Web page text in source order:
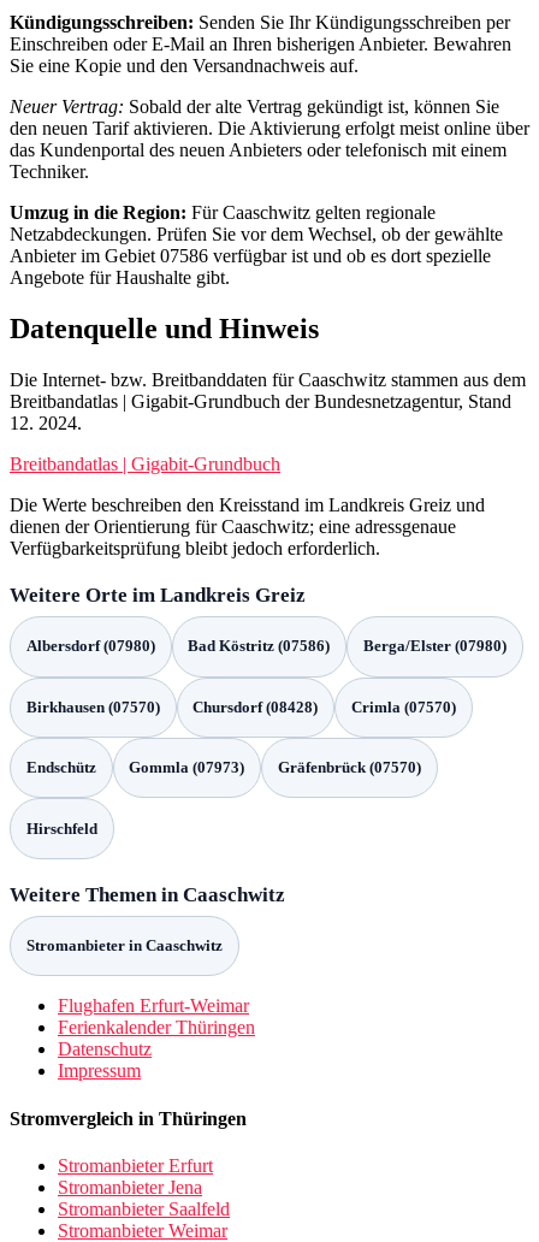
Kündigungsschreiben: Senden Sie Ihr Kündigungsschreiben per
Einschreiben oder E‑Mail an Ihren bisherigen Anbieter. Bewahren
Sie eine Kopie und den Versandnachweis auf.
Neuer Vertrag: Sobald der alte Vertrag gekündigt ist, können Sie
den neuen Tarif aktivieren. Die Aktivierung erfolgt meist online über
das Kundenportal des neuen Anbieters oder telefonisch mit einem
Techniker.
Umzug in die Region: Für Caaschwitz gelten regionale
Netzabdeckungen. Prüfen Sie vor dem Wechsel, ob der gewählte
Anbieter im Gebiet 07586 verfügbar ist und ob es dort spezielle
Angebote für Haushalte gibt.
Datenquelle und Hinweis
Die Internet- bzw. Breitbanddaten für Caaschwitz stammen aus dem
Breitbandatlas | Gigabit-Grundbuch der Bundesnetzagentur, Stand
12. 2024.
Breitbandatlas | Gigabit-Grundbuch
Die Werte beschreiben den Kreisstand im Landkreis Greiz und
dienen der Orientierung für Caaschwitz; eine adressgenaue
Verfügbarkeitsprüfung bleibt jedoch erforderlich.
Weitere Orte im Landkreis Greiz
Albersdorf (07980) Bad Köstritz (07586) Berga/Elster (07980)
Birkhausen (07570) Chursdorf (08428) Crimla (07570)
Endschütz Gommla (07973) Gräfenbrück (07570)
Hirschfeld
Weitere Themen in Caaschwitz
Stromanbieter in Caaschwitz
Flughafen Erfurt-Weimar
Ferienkalender Thüringen
Datenschutz
Impressum
Stromvergleich in Thüringen
Stromanbieter Erfurt
Stromanbieter Jena
Stromanbieter Saalfeld
Stromanbieter Weimar